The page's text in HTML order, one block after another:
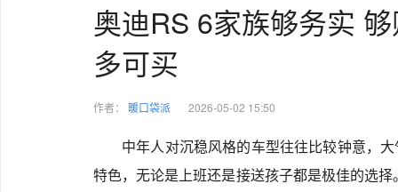
奥迪RS 6家族够务实
多可买
作者： 暖口袋派 2026-05-02 15:50
中年人对沉稳风格的车型往往比较钟意，
特色，无论是上班还是接送孩子都是极佳的选